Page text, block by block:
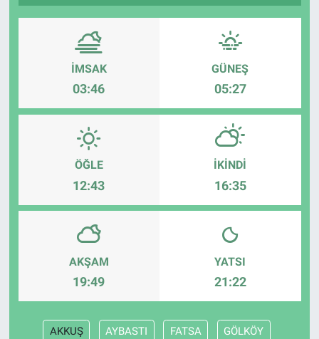
İMSAK
03:46
GÜNEŞ
05:27
ÖĞLE
12:43
İKINDI
16:35
AKŞAM
19:49
YATSI
21:22
AKKUŞ AYBASTI FATSA GÖLKÖY
ASAYİŞ